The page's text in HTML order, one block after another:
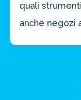
quali
anche negozi